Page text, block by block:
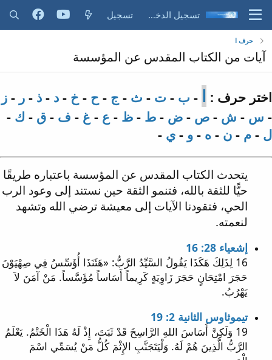
تسجيل الدخول تسجيل
حرف ا
آيات من الكتاب المقدس عن المؤسسة
اختر حرف : ا - ب - ت - ث - ج - ح - خ - د - ذ - ر - ز
- س - ش - ص - ض - ط - ظ - ع - غ - ف - ق - ك -
ل - م - ن - ه - و - ي -
يتحدث الكتاب المقدس عن المؤسسة باعتباره طريقًا
حيًّا للثقة بالله، فتنمو الثقة حين نستند إلى وعود الرب
الحي، فتقودنا الآيات إلى معيشة ترضي الله وتشهد
لنعمته.
إشعياء 28: 16
16 لِذَلِكَ هَكَذَا يَقُولُ السَّيِّدُ الرَّبُّ: «هَئَنَذَا أُؤَسِّسُ فِي صِهْيَوْنَ
حَجَرَ امْتِحَانٍ حَجَرَ زَاوِيَةٍ كَرِيماً أَسَاساً مُؤَسَّساً. مَنْ آمَنَ لاَ
يَهْرُبُ.
تيموثاوس الثانية 2: 19
19 وَلَكِنَّ أَسَاسَ اللهِ الرَّاسِخَ قَدْ ثَبَتَ، إِذْ لَهُ هَذَا الْخَتْمُ. يَعْلَمُ
الرَّبُّ الَّذِينَ هُمْ لَهُ. وَلْيَتَجَنَّبِ الإِثْمَ كُلُّ مَنْ يُسَمِّي اسْمَ